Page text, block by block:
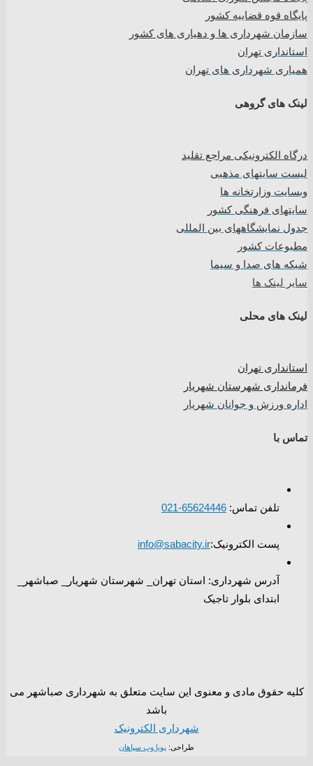
پایگاه قوه قضاییه کشور
سازمان شهرداری ها و دهیاری های کشور
استانداری تهران
همیاری شهرداری های تهران
لینک های گروهی
درگاه الکترونیکی مراجع تقلید
لیست سایتهای مذهبی
وبسایت وزارتخانه ها
سایتهای فرهنگی کشور
جدول نمایشگاههای بین المللی
مطبوعات کشور
شبکه های صدا و سیما
سایر لینک ها
لینک های محلی
استانداری تهران
فرمانداری شهرستان شهریار
اداره ورزش و جوانان شهریار
تماس با
تلفن تماس: 65624446-021
پست الکترونیک:info@sabacity.ir
آدرس شهرداری: استان تهران_ شهرستان شهریار_ صباشهر_
ابتدای بلوار تاجیک
کلیه حقوق مادی و معنوی این سایت متعلق به شهرداری صباشهر می
باشد
شهرداری الکترونیک
طراحی: پویا وب سپاهان